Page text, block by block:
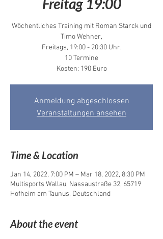
Freitag 19:00
Wöchentliches Training mit Roman Starck und
Timo Wehner,
Freitags, 19:00 - 20:30 Uhr,
10 Termine
Kosten: 190 Euro
Anmeldung abgeschlossen
Veranstaltungen ansehen
Time & Location
Jan 14, 2022, 7:00 PM – Mar 18, 2022, 8:30 PM
Multisports Wallau, Nassaustraße 32, 65719
Hofheim am Taunus, Deutschland
About the event